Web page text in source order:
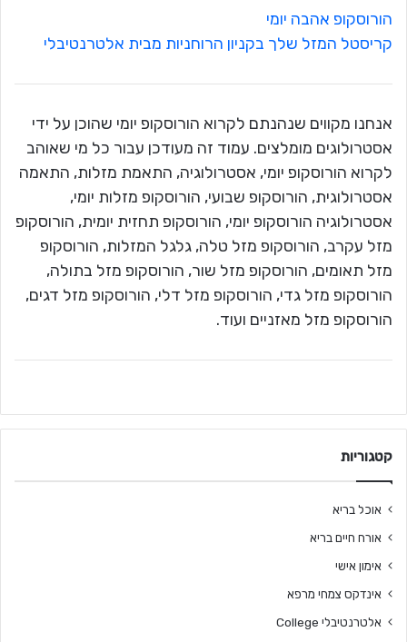
הורוסקופ אהבה יומי
קריסטל המזל שלך בקניון הרוחניות מבית אלטרנטיבלי
אנחנו מקווים שנהנתם לקרוא הורוסקופ יומי שהוכן על ידי
אסטרולוגים מומלצים. עמוד זה מעודכן עבור כל מי שאוהב
לקרוא הורוסקופ יומי, אסטרולוגיה, התאמת מזלות, התאמה
אסטרולוגית, הורוסקופ שבועי, הורוסקופ מזלות יומי,
אסטרולוגיה הורוסקופ יומי, הורוסקופ תחזית יומית, הורוסקופ
מזל עקרב, הורוסקופ מזל טלה, גלגל המזלות, הורוסקופ
מזל תאומים, הורוסקופ מזל שור, הורוסקופ מזל בתולה,
הורוסקופ מזל גדי, הורוסקופ מזל דלי, הורוסקופ מזל דגים,
הורוסקופ מזל מאזניים ועוד.
קטגוריות
אוכל בריא
אורח חיים בריא
אימון אישי
אינדקס צמחי מרפא
אלטרנטיבלי College